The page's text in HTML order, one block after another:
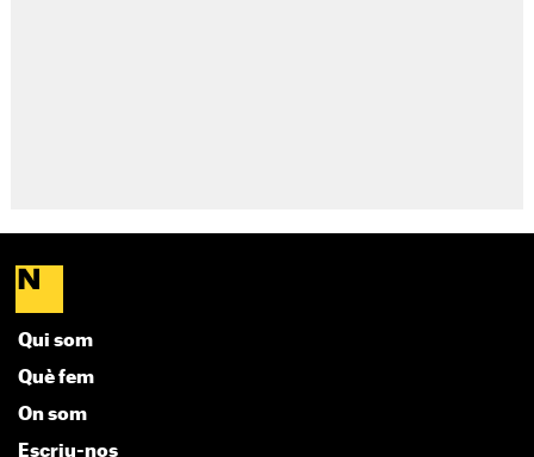
Qui som
Què fem
On som
Escriu-nos